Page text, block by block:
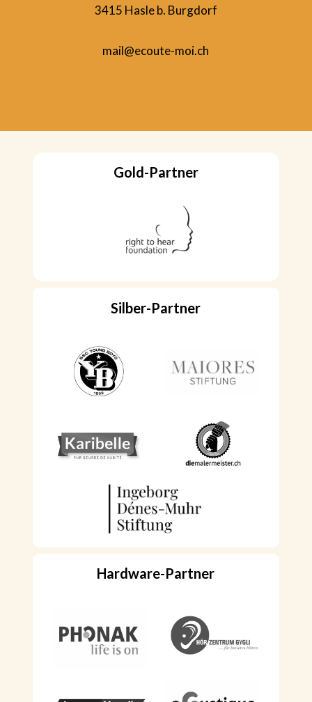
3415 Hasle b. Burgdorf
mail@ecoute-moi.ch
Gold-Partner
Silber-Partner
Hardware-Partner